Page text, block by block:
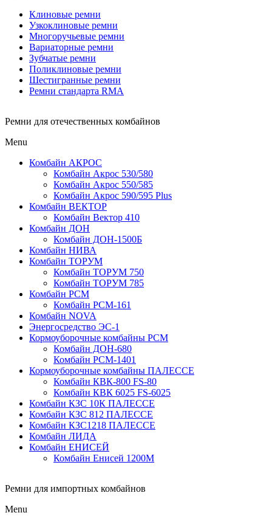
Клиновые ремни
Узкоклиновые ремни
Многоручьевые ремни
Вариаторные ремни
Зубчатые ремни
Поликлиновые ремни
Шестигранные ремни
Ремни стандарта RMA
Ремни для отечественных комбайнов
Menu
Комбайн АКРОС
Комбайн Акрос 530/580
Комбайн Акрос 550/585
Комбайн Акрос 590/595 Plus
Комбайн ВЕКТОР
Комбайн Вектор 410
Комбайн ДОН
Комбайн ДОН-1500Б
Комбайн НИВА
Комбайн ТОРУМ
Комбайн ТОРУМ 750
Комбайн ТОРУМ 785
Комбайн РСМ
Комбайн РСМ-161
Комбайн NOVA
Энергосредство ЭС-1
Кормоуборочные комбайны РСМ
Комбайн ДОН-680
Комбайн РСМ-1401
Кормоуборочные комбайны ПАЛЕССЕ
Комбайн КВК-800 FS-80
Комбайн КВК 6025 FS-6025
Комбайн КЗС 10К ПАЛЕССЕ
Комбайн КЗС 812 ПАЛЕССЕ
Комбайн КЗС1218 ПАЛЕССЕ
Комбайн ЛИДА
Комбайн ЕНИСЕЙ
Комбайн Енисей 1200М
Ремни для импортных комбайнов
Menu